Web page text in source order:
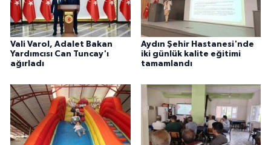
Vali Varol, Adalet Bakan
Yardımcısı Can Tuncay'ı
ağırladı
Aydın Şehir Hastanesi'nde
iki günlük kalite eğitimi
tamamlandı